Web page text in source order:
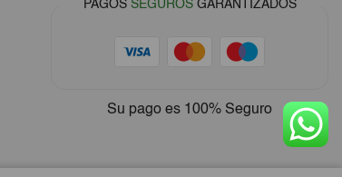
PAGOS SEGUROSGARANTIZADOS
Su pago es 100% Seguro